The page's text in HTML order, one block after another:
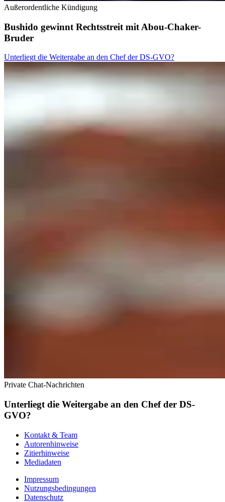
Außerordentliche Kündigung
Bushido gewinnt Rechtsstreit mit Abou-Chaker-
Bruder
Unterliegt die Weitergabe an den Chef der DS-GVO?
Private Chat-Nachrichten
Unterliegt die Weitergabe an den Chef der DS-
GVO?
Kontakt & Team
Autorenhinweise
Zitierhinweise
Mediadaten
Impressum
Nutzungsbedingungen
Datenschutz